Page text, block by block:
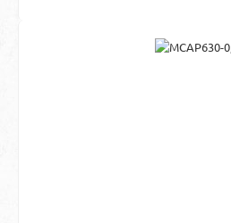
Bildergalerie überspringen